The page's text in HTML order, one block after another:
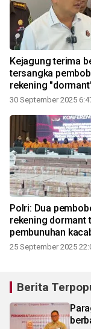
Kejagung terima
tersangka
rekening
30 September 2025
Polri: Dua
rekening dormant
pembunuhan
25 September 2025
Berita